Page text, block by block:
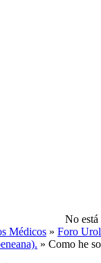
No
Médicos » Foro
» Como he